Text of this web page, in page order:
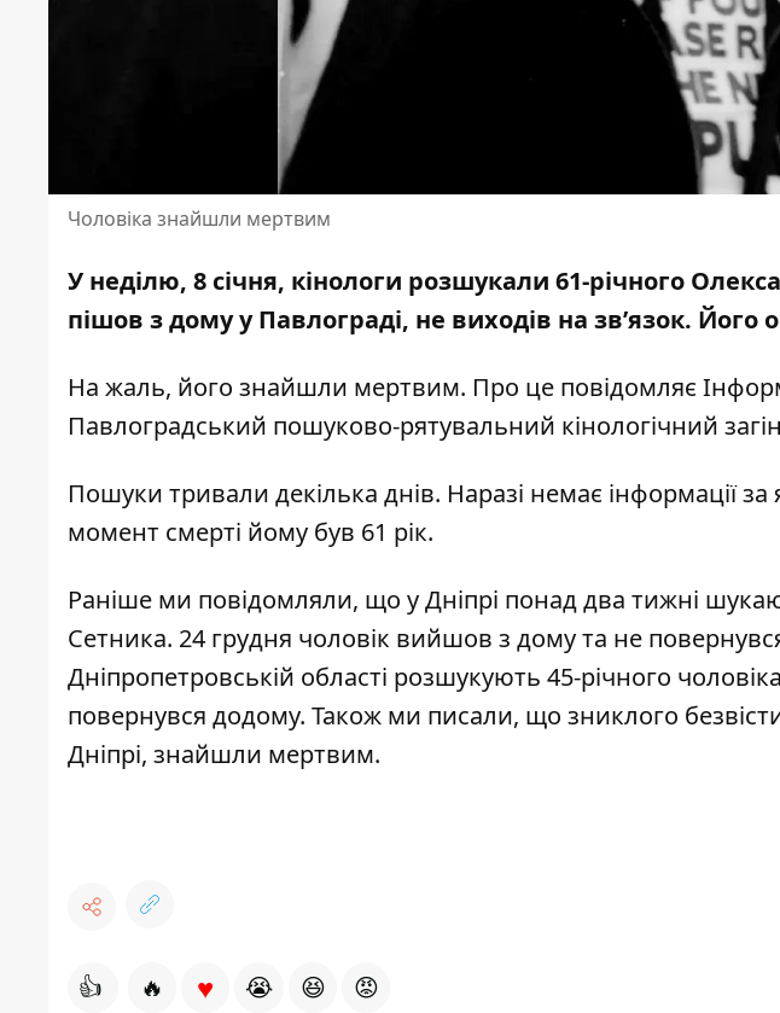
Чоловіка знайшли мертвим
У неділю, 8 січня, кінологи розшукали 61-річного
пішов з дому у Павлограді, не виходів на зв’язок. Його
На жаль, його знайшли мертвим. Про це повідомляє
Павлоградський пошуково-рятувальний кінологічний
Пошуки тривали декілька днів. Наразі немає інформації
момент смерті йому був 61 рік.
Раніше ми повідомляли, що у Дніпрі понад два тижні
Сетника. 24 грудня чоловік вийшов з дому та не
Дніпропетровській області розшукують 45-річного
повернувся додому. Також ми писали, що зниклого
Дніпрі, знайшли мертвим.
👍 🔥 ♥ 😭 😆 😡